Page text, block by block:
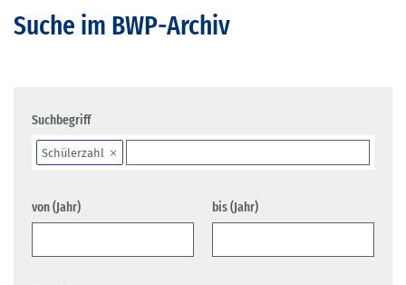
Suche im BWP-Archiv
Suchbegriff
Schülerzahl
von (Jahr) bis (Jahr)